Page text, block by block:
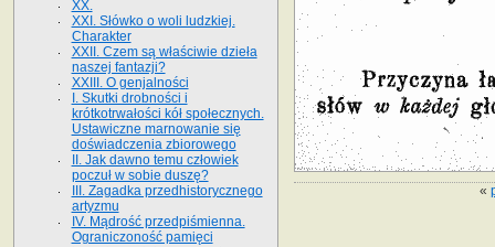
«
XX.
XXI. Słówko o woli ludzkiej.
Charakter
XXII. Czem są właściwie dzieła
naszej fantazji?
XXIII. O genjalności
I. Skutki drobności i
krótkotrwałości kół społecznych.
Ustawiczne marnowanie się
doświadczenia zbiorowego
II. Jak dawno temu człowiek
poczuł w sobie duszę?
III. Zagadka przedhistorycznego
artyzmu
IV. Mądrość przedpiśmienna.
Ograniczoność pamięci